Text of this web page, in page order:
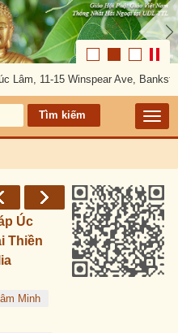
11-15 Winspear Ave, Bankstown,
Úc
Thiền
Minh